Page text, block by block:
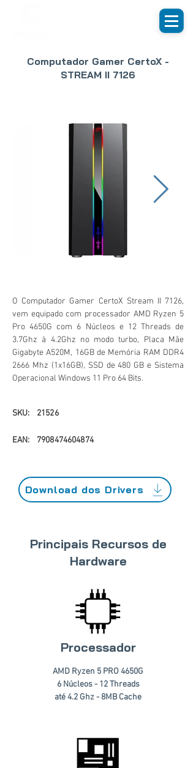
Computador Gamer CertoX -
STREAM II 7126
O Computador Gamer CertoX Stream II 7126,
vem equipado com processador AMD Ryzen 5
Pro 4650G com 6 Núcleos e 12 Threads de
3.7Ghz à 4.2Ghz no modo turbo, Placa Mãe
Gigabyte A520M, 16GB de Memória RAM DDR4
2666 Mhz (1x16GB), SSD de 480 GB e Sistema
Operacional Windows 11 Pro 64 Bits.
SKU: 21526
EAN: 7908474604874
Download dos Drivers
Principais Recursos de
Hardware
Processador
AMD Ryzen 5 PRO 4650G
6 Núcleos - 12 Threads
até 4.2 Ghz - 8MB Cache